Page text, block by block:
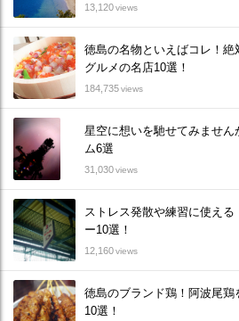
13,120views
徳島の名物といえばコレ！
グルメの名店10選！
184,735views
星空に想いを馳せてみませ
ム6選
31,030views
ストレス発散や練習に使え
ー10選！
12,160views
徳島のブランド鶏！阿波尾
10選！